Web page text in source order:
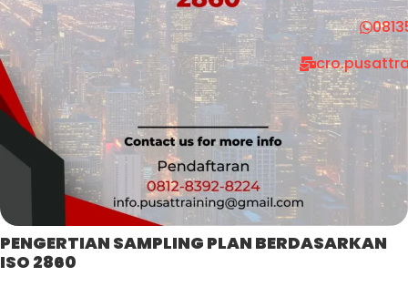
PENGERTIAN SAMPLING PLAN BERDASARKAN
ISO 2860